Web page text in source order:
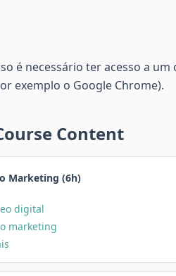
é necessário ter acesso a
exemplo o Google Chrome).
Content
Marketing (6h)
digital
marketing